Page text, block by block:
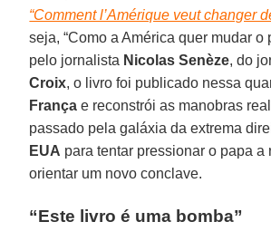
“Comment l’Amérique veut changer
seja, “Como a América quer mudar o
pelo jornalista Nicolas Senèze, do
Croix, o livro foi publicado nessa
França e reconstrói as manobras
passado pela galáxia da extrema
EUA para tentar pressionar o papa a
orientar um novo conclave.
“Este livro é uma bomba”